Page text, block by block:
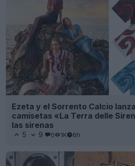
Ezeta y el Sorrento Calcio
camisetas «La Terra delle
las sirenas
5 9 0 1K 6h